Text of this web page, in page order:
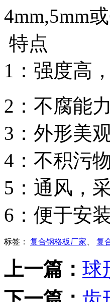
4mm,5mm
特点
1：强度高
2：不腐能
3：外形美
4：不积污
5：通风，
6：便于安
标签： 复合钢格板厂家 复
上一篇： 球